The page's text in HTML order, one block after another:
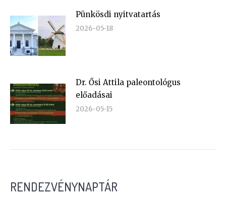
Pünkösdi nyitvatartás
2026-05-18
Dr. Ősi Attila paleontológus
előadásai
2026-05-15
RENDEZVÉNYNAPTÁR